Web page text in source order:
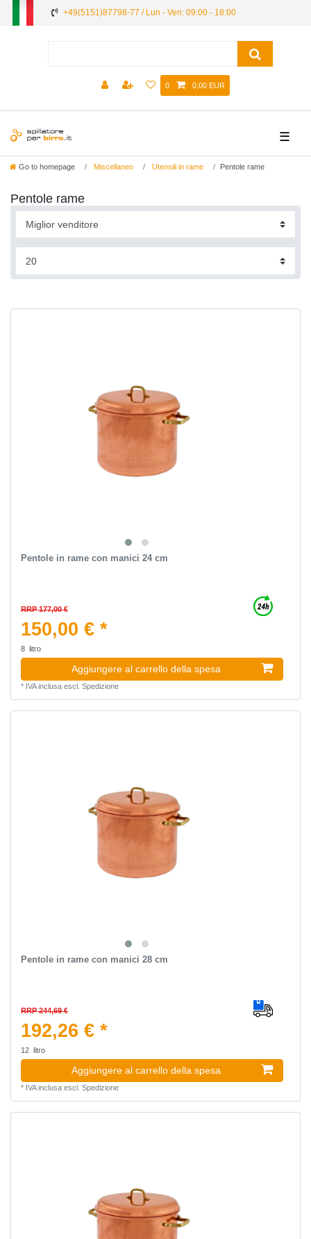
+49(5151)87798-77 / Lun - Ven: 09:00 - 18:00
0 0,00 EUR
☰
Go to homepage Miscellaneo Utensili in rame Pentole rame
Pentole rame
Pentole in rame con manici 24 cm
RRP 177,00 €
150,00 € *
8 litro
Aggiungere al carrello della spesa
* IVA inclusaescl. Spedizione
Pentole in rame con manici 28 cm
RRP 244,69 €
192,26 € *
12 litro
Aggiungere al carrello della spesa
* IVA inclusaescl. Spedizione